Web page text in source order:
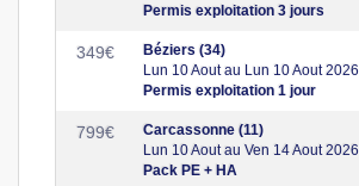
Permis exploitation 3 jours
349€
Béziers (34)
Lun 10 Aout au Lun 10 Aout 2026
Permis exploitation 1 jour
799€
Carcassonne (11)
Lun 10 Aout au Ven 14 Aout 2026
Pack PE + HA